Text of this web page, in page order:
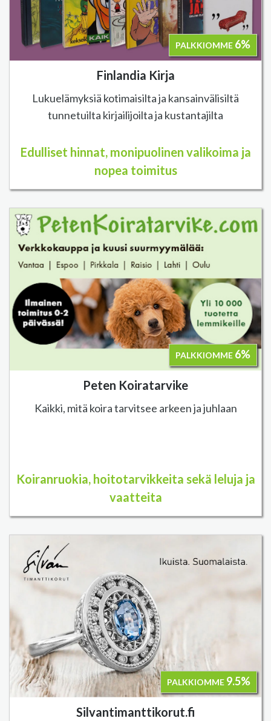
PALKKIOMME 6%
Finlandia Kirja
Lukuelämyksiä kotimaisilta ja kansainvälisiltä
tunnetuilta kirjailijoilta ja kustantajilta
Edulliset hinnat, monipuolinen valikoima ja
nopea toimitus
PALKKIOMME 6%
Peten Koiratarvike
Kaikki, mitä koira tarvitsee arkeen ja juhlaan
Koiranruokia, hoitotarvikkeita sekä leluja ja
vaatteita
PALKKIOMME 9.5%
Silvantimanttikorut.fi